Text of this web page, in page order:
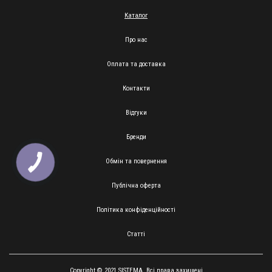
Каталог
Про нас
Оплата та доставка
Контакти
Відгуки
Бренди
Обмін та повернення
Публічна оферта
Політика конфіденційності
Статті